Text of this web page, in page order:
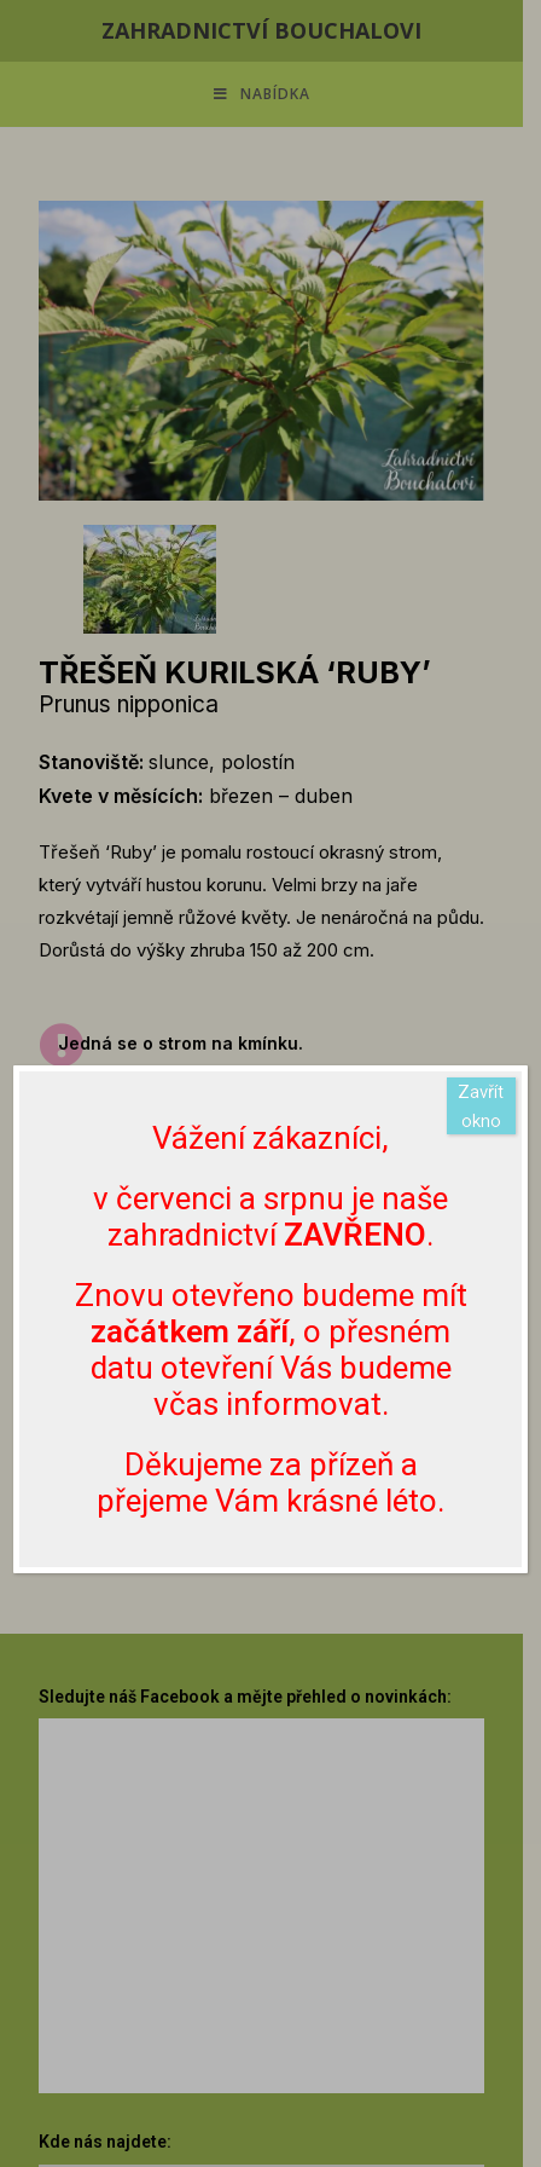
ZAHRADNICTVÍ BOUCHALOVI
NABÍDKA
TŘEŠEŇ KURILSKÁ ‘RUBY’
Prunus nipponica
Stanoviště: slunce, polostín
Kvete v měsících: březen – duben
Třešeň ‘Ruby’ je pomalu rostoucí okrasný strom,
který vytváří hustou korunu. Velmi brzy na jaře
rozkvétají jemně růžové květy. Je nenáročná na půdu.
Dorůstá do výšky zhruba 150 až 200 cm.
Jedná se o strom na kmínku.
aktuální dostupnosti rostlin se můžete informovat
prostřednictvím Facebooku či Instagramu.
Nevolejte prosím na naše telefonní číslo, neslouží
k těmto účelům.
Rostliny lze zakoupit pouze přímo u nás v
zahradnictví, nezasíláme je.
ZPĚT NA SORTIMENT
Sledujte náš Facebook a mějte přehled o novinkách:
Kde nás najdete:
Vážení zákazníci,
v červenci a srpnu je naše
zahradnictví ZAVŘENO.
Znovu otevřeno budeme mít
začátkem září, o přesném
datu otevření Vás budeme
včas informovat.
Děkujeme za přízeň a
přejeme Vám krásné léto.
Zavřít
okno